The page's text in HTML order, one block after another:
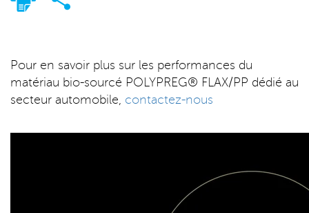
Pour en savoir plus sur les performances du
matériau bio-sourcé POLYPREG® FLAX/PP dédié au
secteur automobile, contactez-nous